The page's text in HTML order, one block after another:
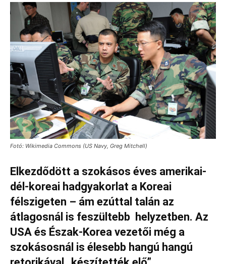
Fotó: Wikimedia Commons (US Navy, Greg Mitchell)
Elkezdődött a szokásos éves amerikai-
dél-koreai hadgyakorlat a Koreai
félszigeten – ám ezúttal talán az
átlagosnál is feszültebb helyzetben. Az
USA és Észak-Korea vezetői még a
szokásosnál is élesebb hangú hangú